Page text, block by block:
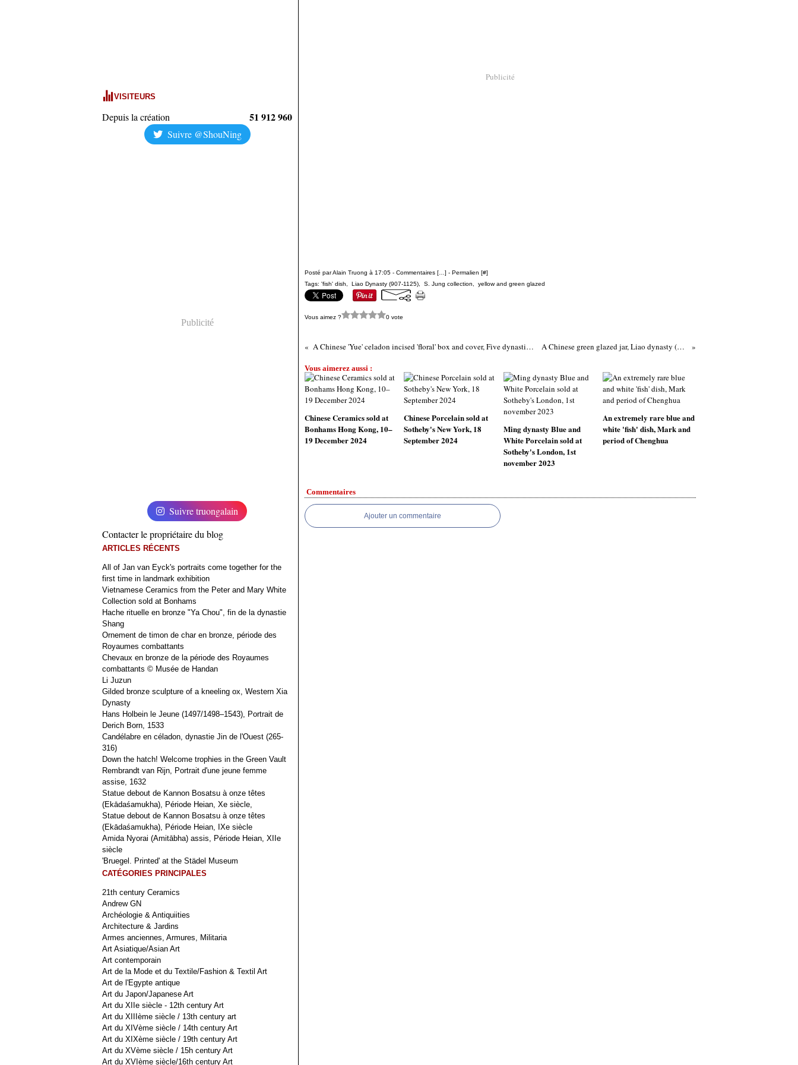
VISITEURS
Depuis la création 51 912 960
Suivre @ShouNing
Publicité
Suivre truongalain
Contacter le propriétaire du blog
ARTICLES RÉCENTS
All of Jan van Eyck's portraits come together for the
first time in landmark exhibition
Vietnamese Ceramics from the Peter and Mary White
Collection sold at Bonhams
Hache rituelle en bronze "Ya Chou", fin de la dynastie
Shang
Ornement de timon de char en bronze, période des
Royaumes combattants
Chevaux en bronze de la période des Royaumes
combattants © Musée de Handan
Li Juzun
Gilded bronze sculpture of a kneeling ox, Western Xia
Dynasty
Hans Holbein le Jeune (1497/1498–1543), Portrait de
Derich Born, 1533
Candélabre en céladon, dynastie Jin de l'Ouest (265-
316)
Down the hatch! Welcome trophies in the Green Vault
Rembrandt van Rijn, Portrait d'une jeune femme
assise, 1632
Statue debout de Kannon Bosatsu à onze têtes
(Ekādaśamukha), Période Heian, Xe siècle,
Statue debout de Kannon Bosatsu à onze têtes
(Ekādaśamukha), Période Heian, IXe siècle
Amida Nyorai (Amitābha) assis, Période Heian, XIIe
siècle
'Bruegel. Printed' at the Städel Museum
CATÉGORIES PRINCIPALES
21th century Ceramics
Andrew GN
Archéologie & Antiquiities
Architecture & Jardins
Armes anciennes, Armures, Militaria
Art Asiatique/Asian Art
Art contemporain
Art de la Mode et du Textile/Fashion & Textil Art
Art de l'Egypte antique
Art du Japon/Japanese Art
Art du XIIe siècle - 12th century Art
Art du XIIIème siècle / 13th century art
Art du XIVème siècle / 14th century Art
Art du XIXème siècle / 19th century Art
Art du XVème siècle / 15h century Art
Art du XVIème siècle/16th century Art
Publicité
Posté par Alain Truong à 17:05 - Commentaires [ ] - Permalien [#]
Tags: 'fish' dish Liao Dynasty (907-1125) S. Jung collection yellow and green glazed
Vous aimez ? 0 vote
A Chinese 'Yue' celadon incised 'floral' box and cover, Five dynasties (907–960) A Chinese green glazed jar, Liao dynasty (907-1125)
Vous aimerez aussi :
Chinese Ceramics sold at
Bonhams Hong Kong, 10–
19 December 2024
Chinese Porcelain sold at
Sotheby's New York, 18
September 2024
Ming dynasty Blue and
White Porcelain sold at
Sotheby's London, 1st
november 2023
An extremely rare blue and
white 'fish' dish, Mark and
period of Chenghua
Commentaires
Ajouter un commentaire